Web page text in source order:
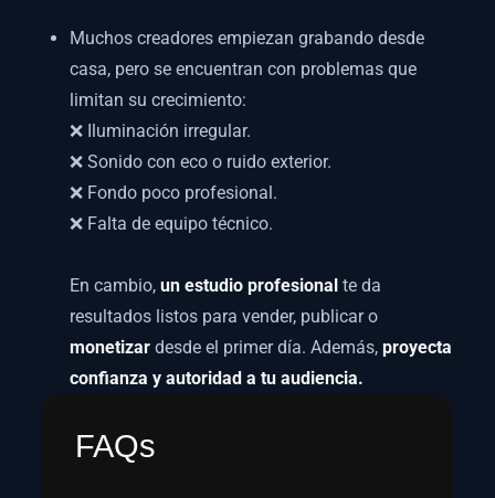
Muchos creadores empiezan grabando desde
casa, pero se encuentran con problemas que
limitan su crecimiento:
❌ Iluminación irregular.
❌ Sonido con eco o ruido exterior.
❌ Fondo poco profesional.
❌ Falta de equipo técnico.
En cambio, un estudio profesional te da
resultados listos para vender, publicar o
monetizar desde el primer día. Además, proyecta
confianza y autoridad a tu audiencia.
FAQs